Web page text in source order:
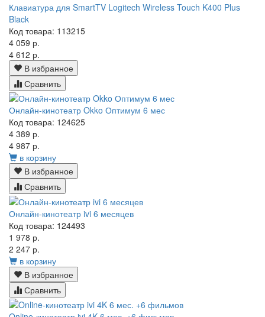
Клавиатура для SmartTV Logitech Wireless Touch K400 Plus
Black
Код товара: 113215
4 059 р.
4 612 р.
В избранное
Сравнить
Онлайн-кинотеатр Okko Оптимум 6 мес
Код товара: 124625
4 389 р.
4 987 р.
в корзину
В избранное
Сравнить
Онлайн-кинотеатр ivi 6 месяцев
Код товара: 124493
1 978 р.
2 247 р.
в корзину
В избранное
Сравнить